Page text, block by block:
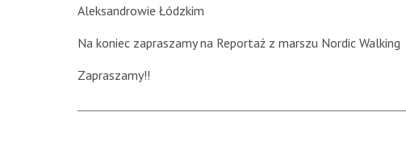
Aleksandrowie Łódzkim
Na koniec zapraszamy na Reportaż z marszu Nordic Walking
Zapraszamy!!